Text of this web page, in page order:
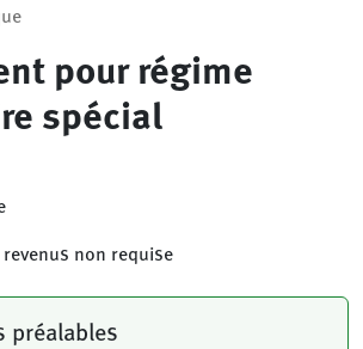
pour régime
spécial
non requise
préalables